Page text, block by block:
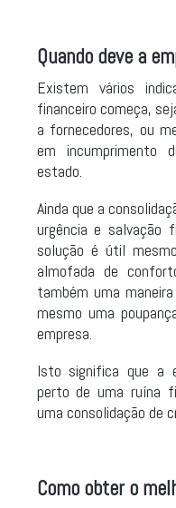
Quando deve a
Existem vários
financeiro começa,
a fornecedores, ou
em incumprimento
estado.
Ainda que a
urgência e salvação
solução é útil
almofada de
também uma
mesmo uma
empresa.
Isto significa que a
perto de uma ruína
uma consolidação de
Como obter o